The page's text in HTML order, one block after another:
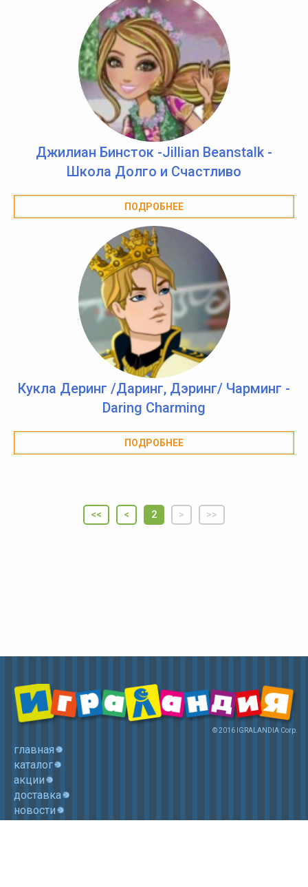
Джилиан Бинсток -Jillian Beanstalk -
Школа Долго и Счастливо
ПОДРОБНЕЕ
Кукла Деринг /Даринг, Дэринг/ Чарминг -
Daring Charming
ПОДРОБНЕЕ
<< < 2 > >>
© 2016 IGRALANDIA Corp.
главная
каталог
акции
доставка
новости